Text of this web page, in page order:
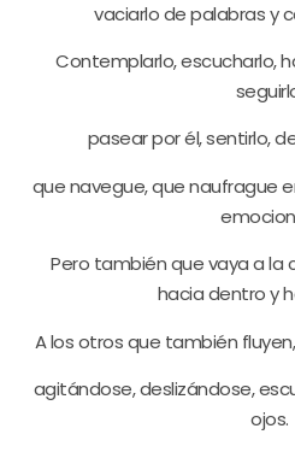
vaciarlo de palabras y
Contemplarlo, escucharlo,
pasear por él, sentirlo,
que navegue, que naufrague
Pero también que vaya a
hacia dentro y
A los otros que también
agitándose, deslizándose,
ojos.